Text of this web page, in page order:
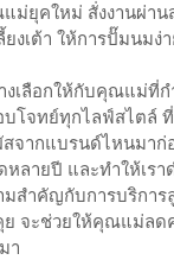
ยุคใหม่ สั่งงานผ่า
งเต้า ให้การปั๊มนมง่
เลือกให้กับคุณแม่ที่
โจทย์ทุกไลฟ์สไตล์
จากแบรนด์ไหนมา
ลายปี และทำให้เร
ำคัญกับการบริกา
จะช่วยให้คุณแม่ลด
า